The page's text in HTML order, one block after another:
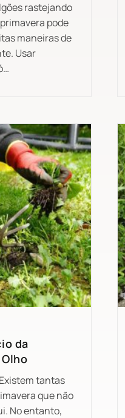
rastejando
pode
maneiras de
Usar
da
tantas
que não
No entanto,